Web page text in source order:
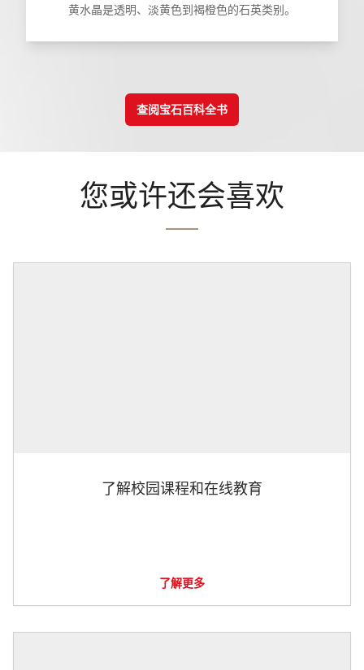
黄水晶是透明、淡黄色到褐橙色的石英类别。
查阅宝石百科全书
您或许还会喜欢
了解校园课程和在线教育
了解更多